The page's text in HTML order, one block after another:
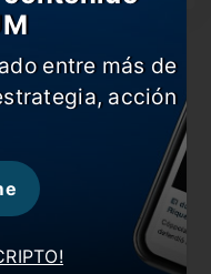
entre más de
acción